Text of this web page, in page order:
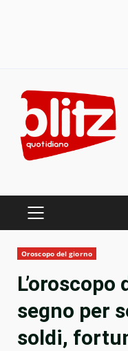
content
PRIMARY
Oroscopo del giorno
segno per
soldi,